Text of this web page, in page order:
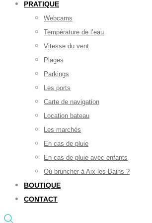
PRATIQUE
Webcams
Température de l’eau
Vitesse du vent
Plages
Parkings
Les ports
Carte de navigation
Location bateau
Les marchés
En cas de pluie
En cas de pluie avec enfants
Où bruncher à Aix-les-Bains ?
BOUTIQUE
CONTACT